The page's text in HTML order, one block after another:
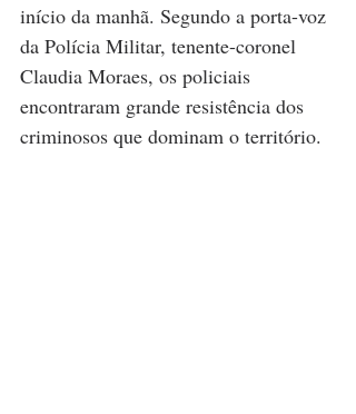
início da manhã. Segundo a porta-voz
da Polícia Militar, tenente-coronel
Claudia Moraes, os policiais
encontraram grande resistência dos
criminosos que dominam o território.